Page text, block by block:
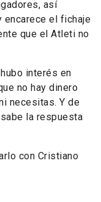
así
encarece el fichaje
que el Atleti no
interés en
no hay dinero
necesitas. Y de
la respuesta
con Cristiano